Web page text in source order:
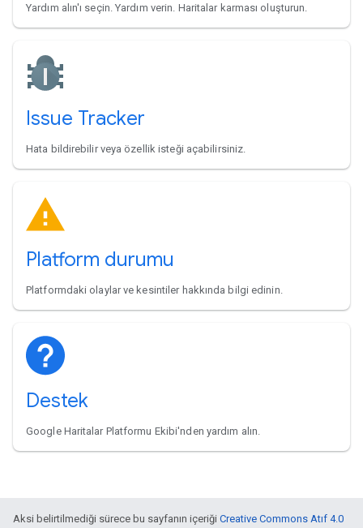
Yardım alın'ı seçin. Yardım verin. Haritalar karması oluşturun.
Issue Tracker
Hata bildirebilir veya özellik isteği açabilirsiniz.
Platform durumu
Platformdaki olaylar ve kesintiler hakkında bilgi edinin.
Destek
Google Haritalar Platformu Ekibi'nden yardım alın.
Aksi belirtilmediği sürece bu sayfanın içeriği Creative Commons Atıf 4.0